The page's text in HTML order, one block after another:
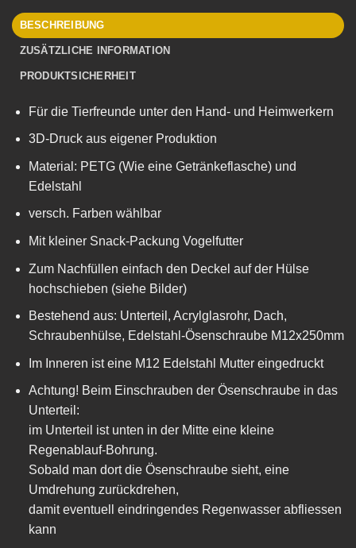
BESCHREIBUNG
ZUSÄTZLICHE INFORMATION
PRODUKTSICHERHEIT
Für die Tierfreunde unter den Hand- und Heimwerkern
3D-Druck aus eigener Produktion
Material: PETG (Wie eine Getränkeflasche) und
Edelstahl
versch. Farben wählbar
Mit kleiner Snack-Packung Vogelfutter
Zum Nachfüllen einfach den Deckel auf der Hülse
hochschieben (siehe Bilder)
Bestehend aus: Unterteil, Acrylglasrohr, Dach,
Schraubenhülse, Edelstahl-Ösenschraube M12x250mm
Im Inneren ist eine M12 Edelstahl Mutter eingedruckt
Achtung! Beim Einschrauben der Ösenschraube in das
Unterteil:
im Unterteil ist unten in der Mitte eine kleine
Regenablauf-Bohrung.
Sobald man dort die Ösenschraube sieht, eine
Umdrehung zurückdrehen,
damit eventuell eindringendes Regenwasser abfliessen
kann